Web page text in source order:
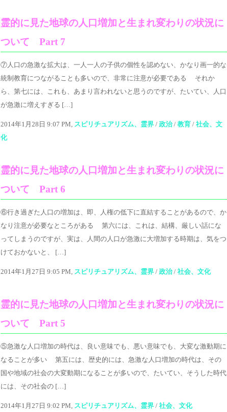
霊的に見た地球の人口増加と生まれ変わりの状況に
ついて Part 7
⑦人口の急激な拡大は、一人一人の子供の個性を認めない、かなり画一的な
統制教育につながることも多いので、非常に注意が必要である それか
ら、第七には、これも、あまり言われないと思うのですが、たいてい、人口
が急激に増えすぎる […]
2014年1月28日 9:07 PM, スピリチュアリズム、霊界 / 政治/ 教育 / 社会、文
化
霊的に見た地球の人口増加と生まれ変わりの状況に
ついて Part 6
⑥行き過ぎた人口の増加は、即、人権の低下に直結することがあるので、か
なり注意が必要なところがある 第六には、これは、結構、厳しい話にな
ってしまうのですが、実は、人間の人口が急激に大増加する時期は、気をつ
けておかないと、 […]
2014年1月27日 9:05 PM, スピリチュアリズム、霊界 / 政治/ 社会、文化
霊的に見た地球の人口増加と生まれ変わりの状況に
ついて Part 5
⑤急激な人口増加の時代は、良い意味でも、悪い意味でも、大変な激動期に
なることが多い 第五には、歴史的には、急激な人口増加の時代は、その
国や地域の社会の大変動期になることが多いので、たいてい、そうした時代
には、その社会の […]
2014年1月27日 9:02 PM, スピリチュアリズム、霊界 / 社会、文化